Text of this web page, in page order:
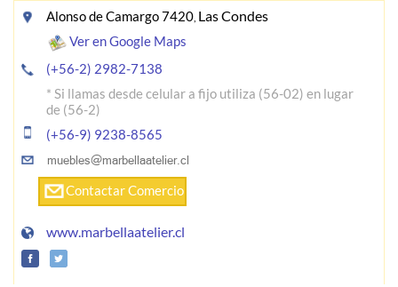
Alonso de Camargo 7420, Las Condes
Ver en Google Maps
(+56-2) 2982-7138
* Si llamas desde celular a fijo utiliza (56-02) en lugar
de (56-2)
(+56-9) 9238-8565
Contactar Comercio
www.marbellaatelier.cl